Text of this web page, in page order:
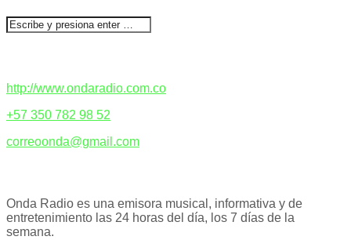
http://www.ondaradio.com.co
+57 350 782 98 52
correoonda@gmail.com
Onda Radio es una emisora musical, informativa y de
entretenimiento las 24 horas del día, los 7 días de la
semana.